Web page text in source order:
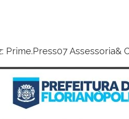
Prime.Press07 Assessoria&